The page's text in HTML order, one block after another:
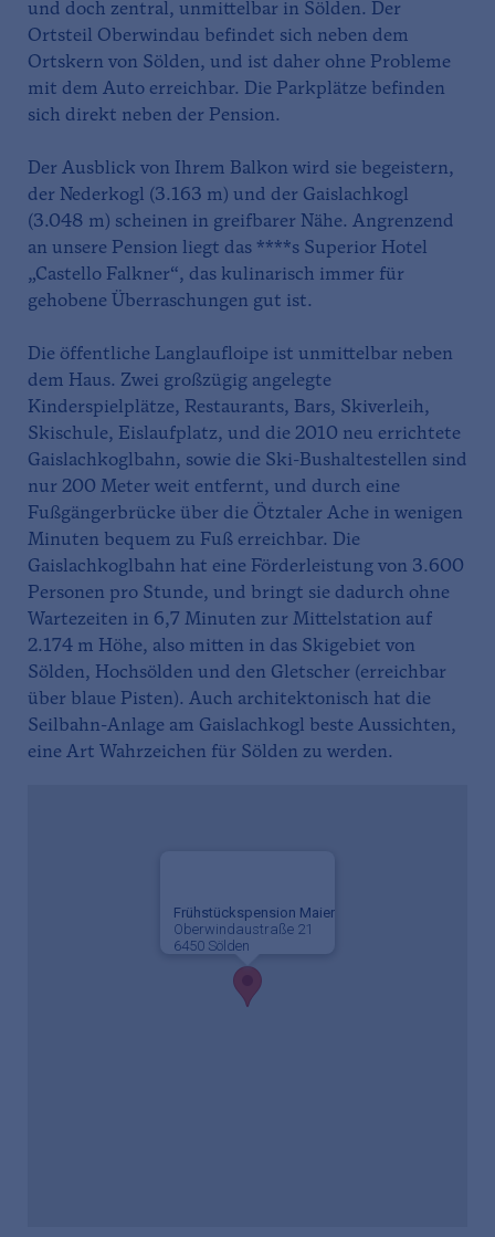
und doch zentral, unmittelbar in Sölden. Der
Ortsteil Oberwindau befindet sich neben dem
Ortskern von Sölden, und ist daher ohne Probleme
mit dem Auto erreichbar. Die Parkplätze befinden
sich direkt neben der Pension.
Der Ausblick von Ihrem Balkon wird sie begeistern,
der Nederkogl (3.163 m) und der Gaislachkogl
(3.048 m) scheinen in greifbarer Nähe. Angrenzend
an unsere Pension liegt das ****s Superior Hotel
„Castello Falkner“, das kulinarisch immer für
gehobene Überraschungen gut ist.
Die öffentliche Langlaufloipe ist unmittelbar neben
dem Haus. Zwei großzügig angelegte
Kinderspielplätze, Restaurants, Bars, Skiverleih,
Skischule, Eislaufplatz, und die 2010 neu errichtete
Gaislachkoglbahn, sowie die Ski-Bushaltestellen sind
nur 200 Meter weit entfernt, und durch eine
Fußgängerbrücke über die Ötztaler Ache in wenigen
Minuten bequem zu Fuß erreichbar. Die
Gaislachkoglbahn hat eine Förderleistung von 3.600
Personen pro Stunde, und bringt sie dadurch ohne
Wartezeiten in 6,7 Minuten zur Mittelstation auf
2.174 m Höhe, also mitten in das Skigebiet von
Sölden, Hochsölden und den Gletscher (erreichbar
über blaue Pisten). Auch architektonisch hat die
Seilbahn-Anlage am Gaislachkogl beste Aussichten,
eine Art Wahrzeichen für Sölden zu werden.
Frühstückspension Maier
Oberwindaustraße 21
6450 Sölden